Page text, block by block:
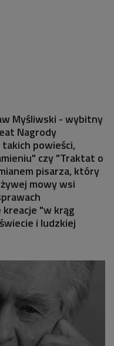
Myśliwski - wybitny
Nagrody
powieści,
czy "Traktat o
pisarza, który
mowy wsi
"w krąg
i ludzkiej